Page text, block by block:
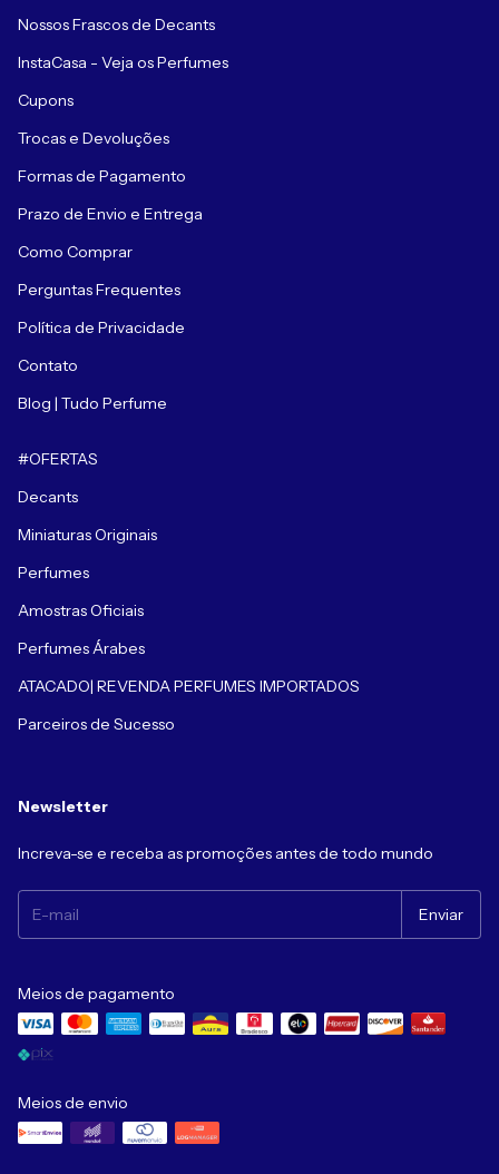
Nossos Frascos de Decants
InstaCasa - Veja os Perfumes
Cupons
Trocas e Devoluções
Formas de Pagamento
Prazo de Envio e Entrega
Como Comprar
Perguntas Frequentes
Política de Privacidade
Contato
Blog | Tudo Perfume
#OFERTAS
Decants
Miniaturas Originais
Perfumes
Amostras Oficiais
Perfumes Árabes
ATACADO| REVENDA PERFUMES IMPORTADOS
Parceiros de Sucesso
Newsletter
Increva-se e receba as promoções antes de todo mundo
Meios de pagamento
Meios de envio